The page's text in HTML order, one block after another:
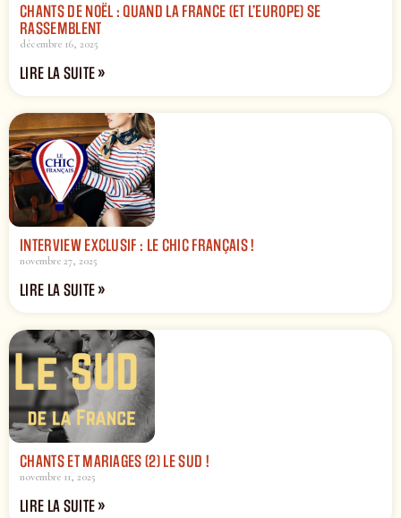
CHANTS DE NOËL : QUAND LA FRANCE (ET L’EUROPE) SE
RASSEMBLENT
décembre 16, 2025
LIRE LA SUITE »
INTERVIEW EXCLUSIF : LE CHIC FRANÇAIS !
novembre 27, 2025
LIRE LA SUITE »
CHANTS ET MARIAGES (2) LE SUD !
novembre 11, 2025
LIRE LA SUITE »